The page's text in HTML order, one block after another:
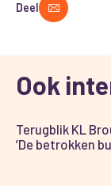
Deel
Ook
Terugblik KL
’De betrokken